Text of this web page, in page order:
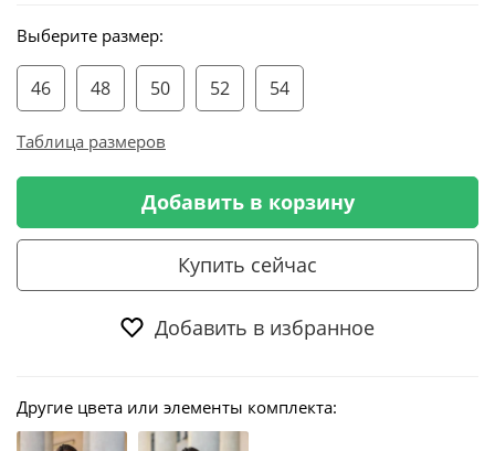
Выберите размер:
46 48 50 52 54
Таблица размеров
Добавить в корзину
Купить сейчас
Добавить в избранное
Другие цвета или элементы комплекта: